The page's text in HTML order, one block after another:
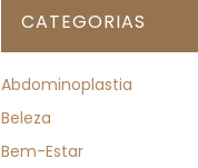
CATEGORIAS
Abdominoplastia
Beleza
Bem-Estar